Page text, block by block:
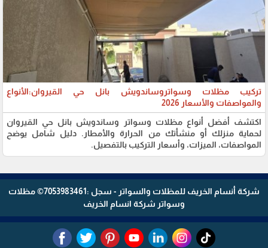
تركيب مظلات وسواتروساندويش بانل حي القيروان:الأنواع
والمواصفات والأسعار 2026
اكتشف أفضل أنواع مظلات وسواتر وساندويش بانل حي القيروان
لحماية منزلك أو منشأتك من الحرارة والأمطار. دليل شامل يوضح
المواصفات، الميزات، وأسعار التركيب بالتفصيل.
شركة أنسام الخريف للمظلات والسواتر - سجل :7053983461© مظلات
وسواتر شركة انسام الخريف